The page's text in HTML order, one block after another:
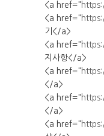
<a href="
<a href="
기</a>
<a href="
지사항</a>
<a href="
</a>
<a href="
</a>
<a href="